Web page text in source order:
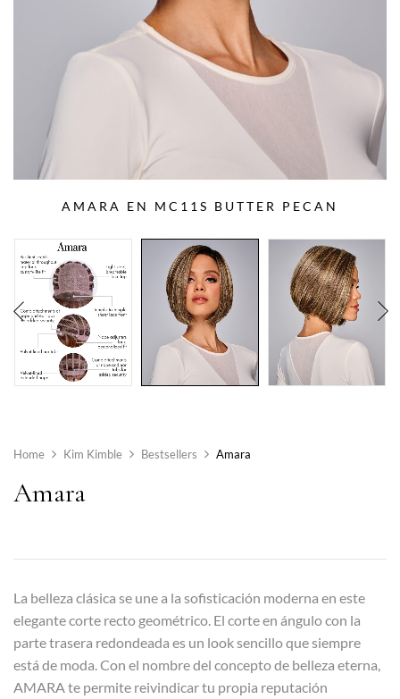
AMARA EN MC11S BUTTER PECAN
Home Kim Kimble Bestsellers Amara
Amara
La belleza clásica se une a la sofisticación moderna en este
elegante corte recto geométrico. El corte en ángulo con la
parte trasera redondeada es un look sencillo que siempre
está de moda. Con el nombre del concepto de belleza eterna,
AMARA te permite reivindicar tu propia reputación